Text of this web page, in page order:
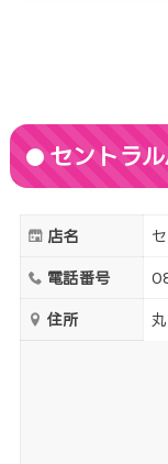
セントラ
店名
電話番号
住所